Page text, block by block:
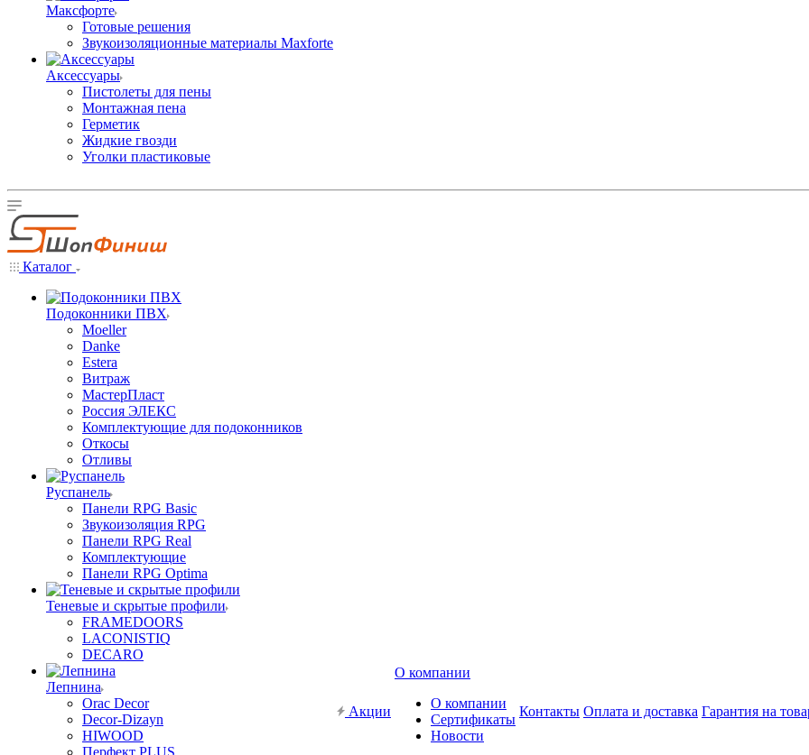
Максфорте
Готовые решения
Звукоизоляционные материалы Maxforte
Аксессуары
Пистолеты для пены
Монтажная пена
Герметик
Жидкие гвозди
Уголки пластиковые
Каталог
Подоконники ПВХ
Moeller
Danke
Estera
Витраж
МастерПласт
Россия ЭЛЕКС
Комплектующие для подоконников
Откосы
Отливы
Руспанель
Панели RPG Basic
Звукоизоляция RPG
Панели RPG Real
Комплектующие
Панели RPG Optima
Теневые и скрытые профили
FRAMEDOORS
LACONISTIQ
DECARO
Лепнина
Orac Decor
Decor-Dizayn
HIWOOD
Перфект PLUS
Акции
О компании
О компании
Сертификаты
Новости
Контакты Оплата и доставка Гарантия на